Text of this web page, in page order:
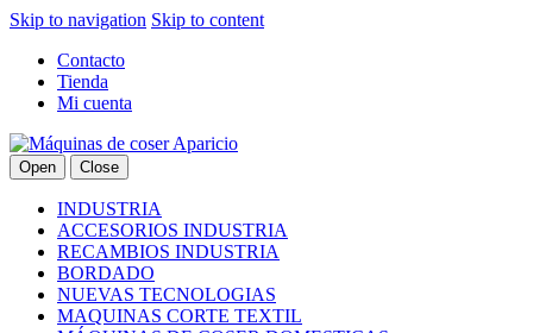
Skip to navigation Skip to content
Contacto
Tienda
Mi cuenta
Open Close
INDUSTRIA
ACCESORIOS INDUSTRIA
RECAMBIOS INDUSTRIA
BORDADO
NUEVAS TECNOLOGIAS
MAQUINAS CORTE TEXTIL